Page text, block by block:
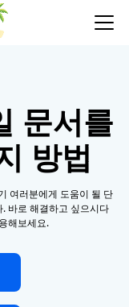
문서를
방법
여러분에게 도움이 될 단
바로 해결하고 싶으시다
해보세요.